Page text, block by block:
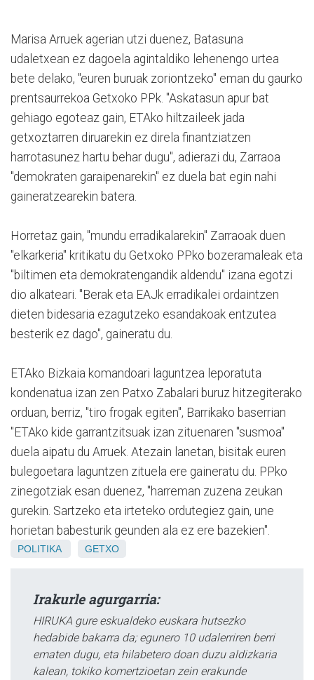
Marisa Arruek agerian utzi duenez, Batasuna
udaletxean ez dagoela agintaldiko lehenengo urtea
bete delako, "euren buruak zoriontzeko" eman du gaurko
prentsaurrekoa Getxoko PPk. "Askatasun apur bat
gehiago egoteaz gain, ETAko hiltzaileek jada
getxoztarren diruarekin ez direla finantziatzen
harrotasunez hartu behar dugu", adierazi du, Zarraoa
"demokraten garaipenarekin" ez duela bat egin nahi
gaineratzearekin batera.
Horretaz gain, "mundu erradikalarekin" Zarraoak duen
"elkarkeria" kritikatu du Getxoko PPko bozeramaleak eta
"biltimen eta demokratengandik aldendu" izana egotzi
dio alkateari. "Berak eta EAJk erradikalei ordaintzen
dieten bidesaria ezagutzeko esandakoak entzutea
besterik ez dago", gaineratu du.
ETAko Bizkaia komandoari laguntzea leporatuta
kondenatua izan zen Patxo Zabalari buruz hitzegiterako
orduan, berriz, "tiro frogak egiten", Barrikako baserrian
"ETAko kide garrantzitsuak izan zituenaren "susmoa"
duela aipatu du Arruek. Atezain lanetan, bisitak euren
bulegoetara laguntzen zituela ere gaineratu du. PPko
zinegotziak esan duenez, "harreman zuzena zeukan
gurekin. Sartzeko eta irteteko ordutegiez gain, une
horietan babesturik geunden ala ez ere bazekien".
POLITIKA GETXO
Irakurle agurgarria:
HIRUKA gure eskualdeko euskara hutsezko
hedabide bakarra da; egunero 10 udalerriren berri
ematen dugu, eta hilabetero doan duzu aldizkaria
kalean, tokiko komertzioetan zein erakunde